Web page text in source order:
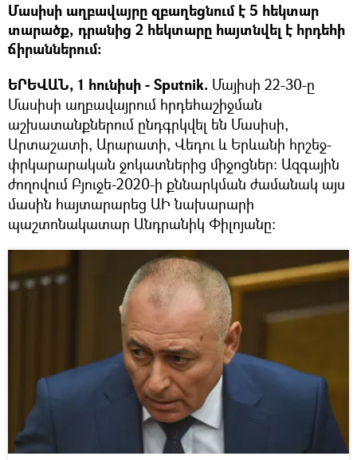
Մասիսի աղբավայրը զբաղեցնում է 5 հեկտար
տարածք, դրանից 2 հեկտարը հայտնվել է հրդեհի
ճիրաններում։
ԵՐԵՎԱՆ, 1 հունիսի - Sputnik. Մայիսի 22-30-ը
Մասիսի աղբավայրում հրդեհաշիջման
աշխատանքներում ընդգրկվել են Մասիսի,
Արտաշատի, Արարատի, Վեդու և Երևանի հրշեջ-
փրկարարական ջոկատներից միջոցներ։ Ազգային
ժողովում Բյուջե-2020-ի քննարկման ժամանակ այս
մասին հայտարարեց ԱԻ նախարարի
պաշտոնակատար Անդրանիկ Փիլոյանը։